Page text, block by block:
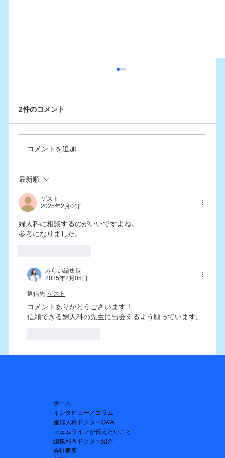
ら始めるべき？
2件のコメント
コメントを追加…
最新順
ゲスト
2025年2月04日
婦人科に相談するのがいいですよね。
参考になりました。
みらい編集長
2025年2月05日
返信先 ゲスト
コメントありがとうございます！
信頼できる婦人科の先生に出会えるよう願っています。
ホーム
インタビュー／コラム
産婦人科ドクターQ&A
フェムライフが伝えたいこと
編集部＆ドクター紹介
会社概要